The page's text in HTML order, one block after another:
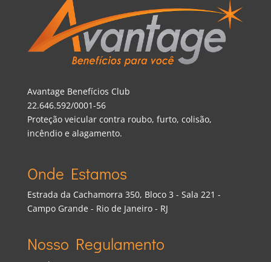
Avantage Benefícios Club
22.646.592/0001-56
Proteção veicular contra roubo, furto, colisão,
incêndio e alagamento.
Onde Estamos
Estrada da Cachamorra 350, Bloco 3 - Sala 221 -
Campo Grande - Rio de Janeiro - RJ
Nosso Regulamento